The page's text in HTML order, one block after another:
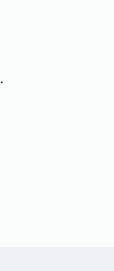
.